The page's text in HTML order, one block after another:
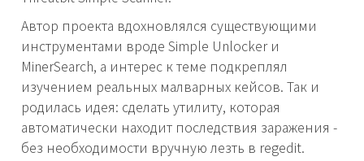
Автор проекта вдохновлялся существующими
инструментами вроде Simple Unlocker и
MinerSearch, а интерес к теме подкреплял
изучением реальных малварных кейсов. Так и
родилась идея: сделать утилиту, которая
автоматически находит последствия заражения -
без необходимости вручную лезть в regedit.